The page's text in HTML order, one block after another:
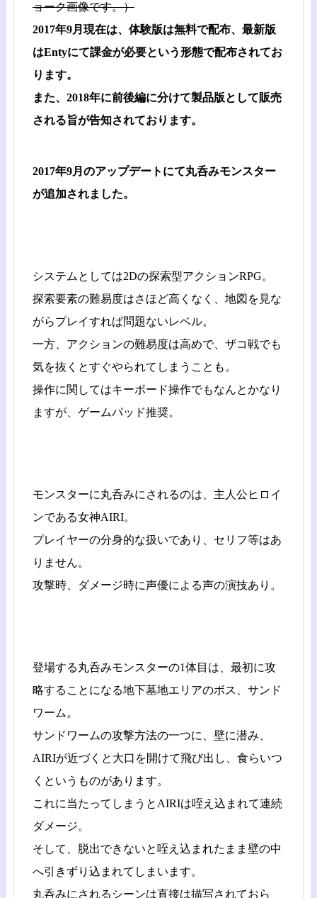
ョーク画像です。）
2017年9月現在は、体験版は無料で配布、最新版
はEntyにて課金が必要という形態で配布されてお
ります。
また、2018年に前後編に分けて製品版として販売
される旨が告知されております。
2017年9月のアップデートにて丸呑みモンスター
が追加されました。
システムとしては2Dの探索型アクションRPG。
探索要素の難易度はさほど高くなく、地図を見な
がらプレイすれば問題ないレベル。
一方、アクションの難易度は高めで、ザコ戦でも
気を抜くとすぐやられてしまうことも。
操作に関してはキーボード操作でもなんとかなり
ますが、ゲームパッド推奨。
モンスターに丸呑みにされるのは、主人公ヒロイ
ンである女神AIRI。
プレイヤーの分身的な扱いであり、セリフ等はあ
りません。
攻撃時、ダメージ時に声優による声の演技あり。
登場する丸呑みモンスターの1体目は、最初に攻
略することになる地下墓地エリアのボス、サンド
ワーム。
サンドワームの攻撃方法の一つに、壁に潜み、
AIRIが近づくと大口を開けて飛び出し、食らいつ
くというものがあります。
これに当たってしまうとAIRIは咥え込まれて連続
ダメージ。
そして、脱出できないと咥え込まれたまま壁の中
へ引きずり込まれてしまいます。
丸呑みにされるシーンは直接は描写されておら